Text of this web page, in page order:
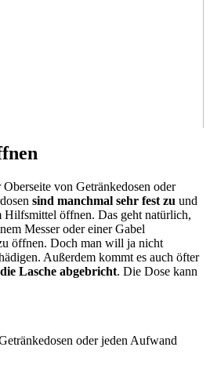
von Getränkedosen oder
sind manchmal sehr fest zu und
Hilfsmittel öffnen. Das geht natürlich,
Messer oder einer Gabel
öffnen. Doch man will ja nicht
Außerdem kommt es auch öfter
die Lasche abgebricht. Die Dose kann
oder jeden Aufwand